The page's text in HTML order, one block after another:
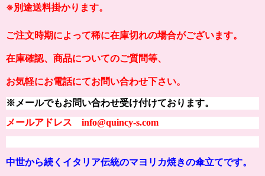
※別途送料掛かります。
ご注文時期によって稀に在庫切れの場合がございます。
在庫確認、商品についてのご質問等、
お気軽にお電話にてお問い合わせ下さい。
※メールでもお問い合わせ受け付けております。
メールアドレス info@quincy-s.com
中世から続くイタリア伝統のマヨリカ焼きの傘立てです。